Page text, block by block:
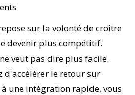
sur la volonté de croître
devenir plus compétitif.
veut pas dire plus facile.
d'accélérer le retour sur
une intégration rapide, vous